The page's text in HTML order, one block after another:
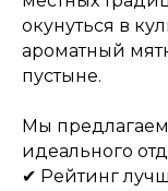
окунуться в
ароматный
пустыне.
Мы предлагаем
идеального
✔ Рейтинг